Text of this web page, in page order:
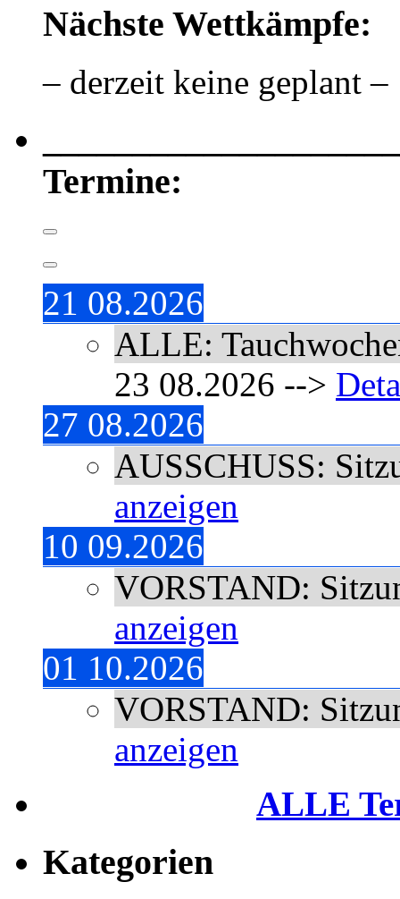
Nächste Wettkämpfe:
– derzeit keine geplant –
Termine:
21 08.2026
ALLE:
23 08.2026 -->
27 08.2026
AUSSCHUSS:
anzeigen
10 09.2026
VORSTAND:
anzeigen
01 10.2026
VORSTAND:
anzeigen
ALLE
Kategorien